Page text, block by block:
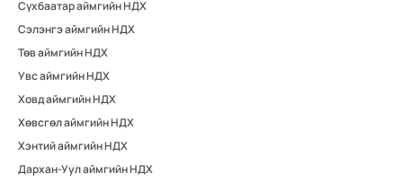
Сүхбаатар аймгийн НДХ
Сэлэнгэ аймгийн НДХ
Төв аймгийн НДХ
Увс аймгийн НДХ
Ховд аймгийн НДХ
Хөвсгөл аймгийн НДХ
Хэнтий аймгийн НДХ
Дархан-Уул аймгийн НДХ